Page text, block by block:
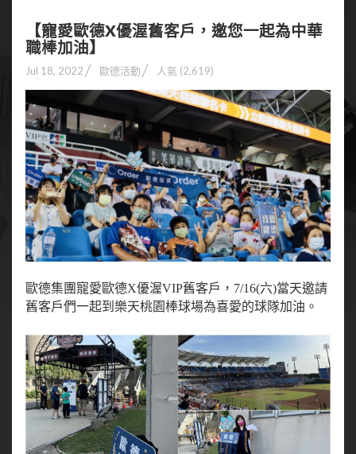
【寵愛歐德X優渥舊客戶，邀您一起為中華
職棒加油】
Jul 18, 2022 歐德活動 人氣 (2,619)
歐德集團寵愛歐德X優渥VIP舊客戶，7/16(六)當天邀請
舊客戶們一起到樂天桃園棒球場為喜愛的球隊加油。